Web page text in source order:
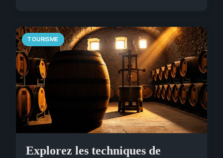
TOURISME
Explorez les techniques de